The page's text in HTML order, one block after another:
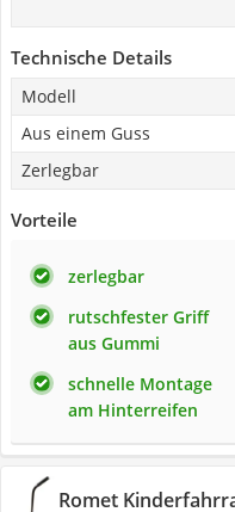
Technische Details
Modell
Aus einem Guss
Zerlegbar
Vorteile
zerlegbar
rutschfester Griff
aus Gummi
schnelle Montage
am Hinterreifen
Romet